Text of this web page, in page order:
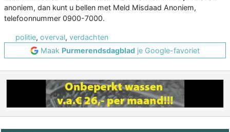
anoniem, dan kunt u bellen met Meld Misdaad Anoniem,
telefoonnummer 0900-7000.
politie, overval, verdachten
Maak Purmerendsdagblad je Google-favoriet